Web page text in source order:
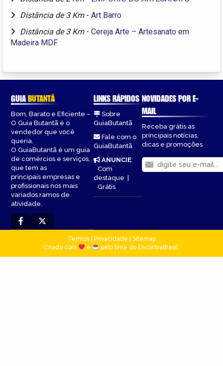
Distância de 3 Km - Art Barro
Distância de 3 Km - Cereja Arte – Artesanato em
Madeira MDF
GUIABUTANTÃ
Bom, Barato e Eficiente –
O Guia Butantã é o
vendedor que você
queria.
O GuiaButantã é um guia
de comércios e serviços,
que tem as
principais empresas e
profissionais nos mais
variados ramos de
atividade.
LINKS RÁPIDOS
Sobre
GuiaButantã
Fale com o
GuiaButantã
ANUNCIE:
Com
destaque|
Grátis
NOVIDADES POR E-
MAIL
Receba grátis as
principais notícias,
dicas e promoções
Termos| Privacidade
Sitemap
Criado com
e pelo time do EncontraBrasil